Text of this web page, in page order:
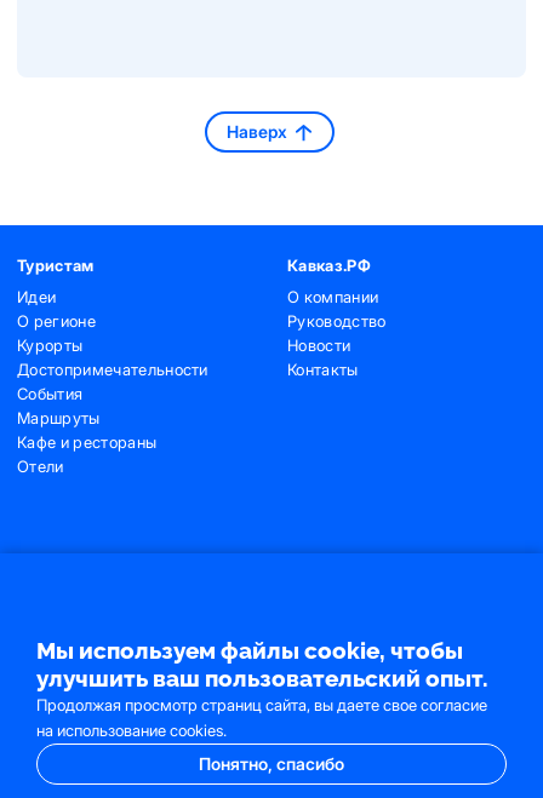
Наверх
Туристам
Идеи
О регионе
Курорты
Достопримечательности
События
Маршруты
Кафе и рестораны
Отели
Кавказ.РФ
О компании
Руководство
Новости
Контакты
info@ncrc.ru
Мы используем файлы cookie, чтобы
улучшить ваш пользовательский опыт.
Продолжая просмотр страниц сайта, вы даете свое согласие
на использование cookies.
Понятно, спасибо